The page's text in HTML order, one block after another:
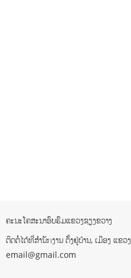
ຄະນະໂຄສະນາອົບຮົມແຂວງຊຽງຂວາງ
ຕິດຕໍ່ໄດ້ທີ່ສຳນັກງານ ຕັ້ງຢູ່ບ້ານ, ເມືອງ ແຂ
email@gmail.com